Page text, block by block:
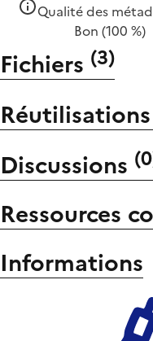
Qualité des
Bon (100 %)
Fichiers (3)
Discussions (0
Ressources
Informations